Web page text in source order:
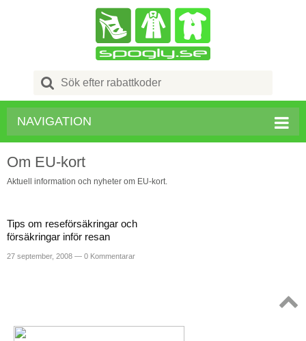
Search
for:
NAVIGATION
Om EU-kort
Aktuell information och nyheter om EU-kort.
Tips om reseförsäkringar och
försäkringar inför resan
27 september, 2008 — 0 Kommentarar